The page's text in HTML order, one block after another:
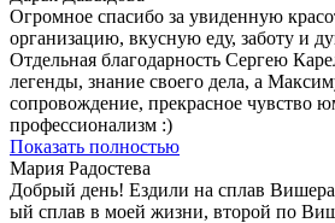
Огромное спасибо за увиденную
организацию, вкусную еду, заботу и
Отдельная благодарность Сергею
легенды, знание своего дела, а
сопровождение, прекрасное чувство
профессионализм :)
Показать полностью
Мария Радостева
Добрый день! Ездили на сплав
ый сплав в моей жизни, второй по